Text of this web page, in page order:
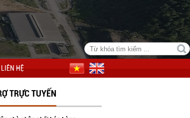
LIÊN HỆ
TRỰC TUYẾN